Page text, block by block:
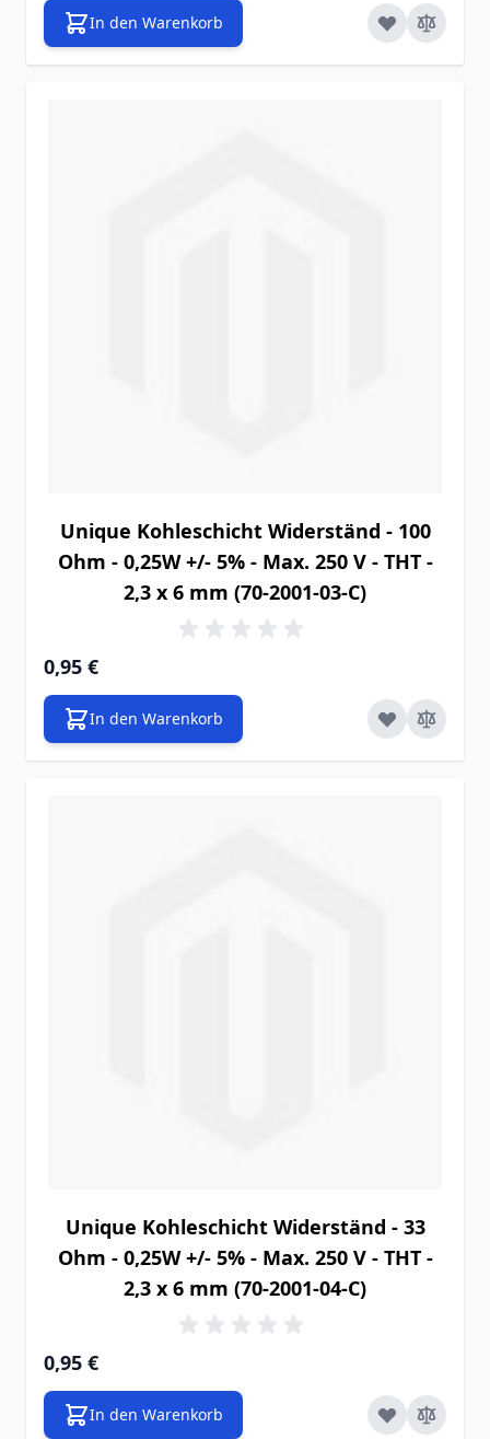
In den Warenkorb
Unique Kohleschicht Widerständ - 100
Ohm - 0,25W +/- 5% - Max. 250 V - THT -
2,3 x 6 mm (70-2001-03-C)
0,95 €
In den Warenkorb
Unique Kohleschicht Widerständ - 33
Ohm - 0,25W +/- 5% - Max. 250 V - THT -
2,3 x 6 mm (70-2001-04-C)
0,95 €
In den Warenkorb